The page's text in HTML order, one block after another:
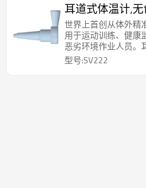
耳道式体温计,
世界上首创从体外精
用于运动训练、健康
恶劣环境作业人员。
温，存储测量数据形
件
型号:SV222